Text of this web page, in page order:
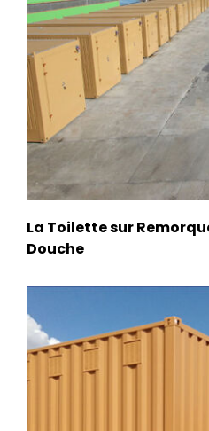
La Toilette sur
Douche